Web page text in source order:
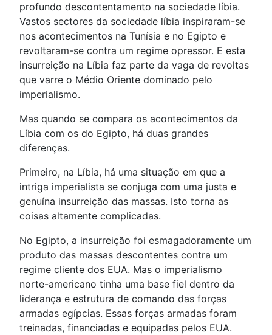
profundo descontentamento na sociedade líbia.
Vastos sectores da sociedade líbia inspiraram-se
nos acontecimentos na Tunísia e no Egipto e
revoltaram-se contra um regime opressor. E esta
insurreição na Líbia faz parte da vaga de revoltas
que varre o Médio Oriente dominado pelo
imperialismo.
Mas quando se compara os acontecimentos da
Líbia com os do Egipto, há duas grandes
diferenças.
Primeiro, na Líbia, há uma situação em que a
intriga imperialista se conjuga com uma justa e
genuína insurreição das massas. Isto torna as
coisas altamente complicadas.
No Egipto, a insurreição foi esmagadoramente um
produto das massas descontentes contra um
regime cliente dos EUA. Mas o imperialismo
norte-americano tinha uma base fiel dentro da
liderança e estrutura de comando das forças
armadas egípcias. Essas forças armadas foram
treinadas, financiadas e equipadas pelos EUA.